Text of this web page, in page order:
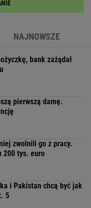
NAJNOWSZE
bank zażądał
pierwszą damę.
zwolnili go z pracy.
200 tys. euro
i Pakistan chcą być jak
5